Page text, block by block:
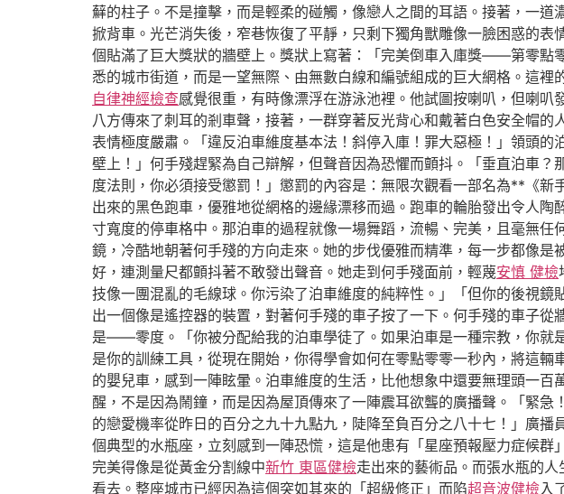
蘚的柱子。不是撞擊，而是輕柔的碰觸，像戀人之間的耳語。接著，一
掀背車。光芒消失後，窄巷恢復了平靜，只剩下獨角獸雕像一臉困惑的表
個貼滿了巨大獎狀的牆壁上。獎狀上寫著：「完美倒車入庫獎——第零點
悉的城市街道，而是一望無際、由無數白線和編號組成的巨大網格。這
自律神經檢查感覺很重，有時像漂浮在游泳池裡。他試圖按喇叭，但喇叭
八方傳來了刺耳的剎車聲，接著，一群穿著反光背心和戴著白色安全帽
表情極度嚴肅。「違反泊車維度基本法！斜停入庫！罪大惡極！」領頭
壁上！」何手殘趕緊為自己辯解，但聲音因為恐懼而顫抖。「垂直泊車
度法則，你必須接受懲罰！」懲罰的內容是：無限次觀看一部名為**《
出來的黑色跑車，優雅地從網格的邊緣漂移而過。跑車的輪胎發出令人陶
寸寬度的停車格中。那泊車的過程就像一場舞蹈，流暢、完美，且毫無
鏡，冷酷地朝著何手殘的方向走來。她的步伐優雅而精準，每一步都像是
好，連測量尺都顫抖著不敢發出聲音。她走到何手殘面前，輕蔑安慎 健檢
技像一團混亂的毛線球。你污染了泊車維度的純粹性。」「但你的後視
出一個像是遙控器的裝置，對著何手殘的車子按了一下。何手殘的車子
是——零度。「你被分配給我的泊車學徒了。如果泊車是一種宗教，你就
是你的訓練工具，從現在開始，你得學會如何在零點零零一秒內，將這
的嬰兒車，感到一陣眩暈。泊車維度的生活，比他想象中還要無理頭一
醒，不是因為鬧鐘，而是因為屋頂傳來了一陣震耳欲聾的廣播聲。「緊
的戀愛機率從昨日的百分之九十九點九，陡降至負百分之八十七！」廣
個典型的水瓶座，立刻感到一陣恐慌，這是他患有「星座預報壓力症候
完美得像是從黃金分割線中新竹 東區健檢走出來的藝術品。而張水瓶的
看去。整座城市已經因為這個突如其來的「超級修正」而陷超音波健檢入